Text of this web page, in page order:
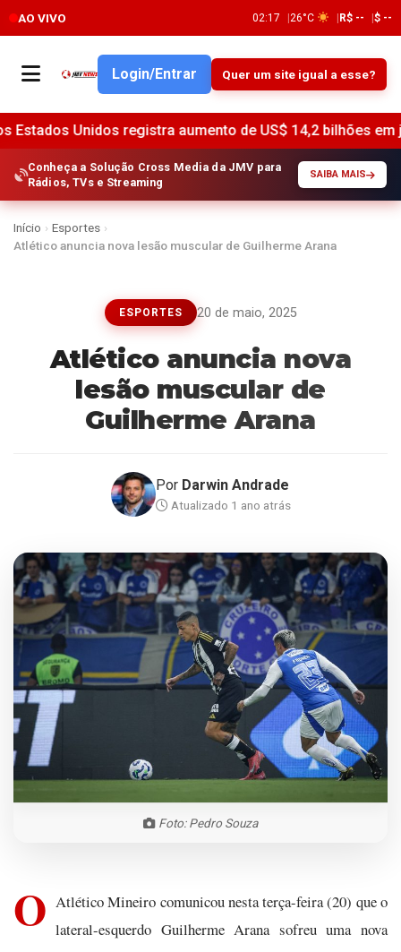
AO VIVO 02:17 26°C R$ -- $ --
Login/Entrar Quer um site igual a esse?
registra aumento de US$ 14,2 bilhões em junho,
Conheça a Solução Cross Media da JMV para
Rádios, TVs e Streaming
SAIBA MAIS
Início › Esportes ›
Atlético anuncia nova lesão muscular de Guilherme Arana
ESPORTES 20 de maio, 2025
Atlético anuncia nova
lesão muscular de
Guilherme Arana
Por Darwin Andrade
Atualizado 1 ano atrás
Foto: Pedro Souza
O Atlético Mineiro comunicou nesta terça-feira (20) que o
lateral-esquerdo Guilherme Arana sofreu uma nova